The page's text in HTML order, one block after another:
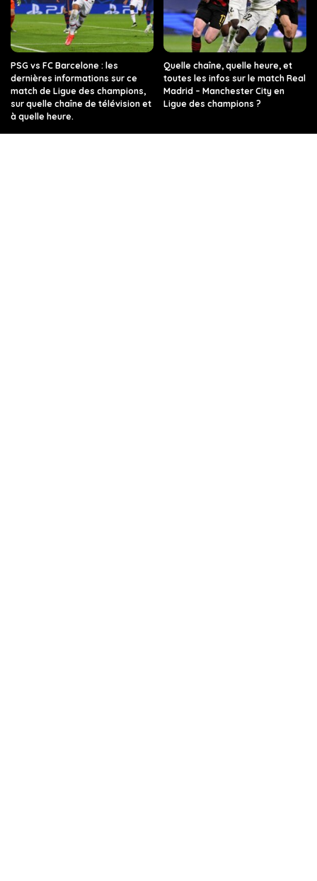
PSG vs FC Barcelone : les
dernières informations sur ce
match de Ligue des champions,
sur quelle chaîne de télévision et
à quelle heure.
Quelle chaîne, quelle heure, et
toutes les infos sur le match Real
Madrid – Manchester City en
Ligue des champions ?